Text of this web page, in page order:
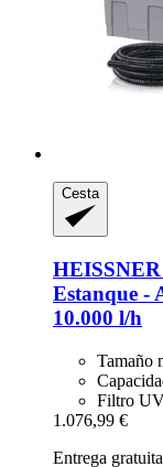
Cesta
HEISSNER
Estanque -​
10.000 l/h
Tamaño
Filtro
1.076,99 €
Entrega